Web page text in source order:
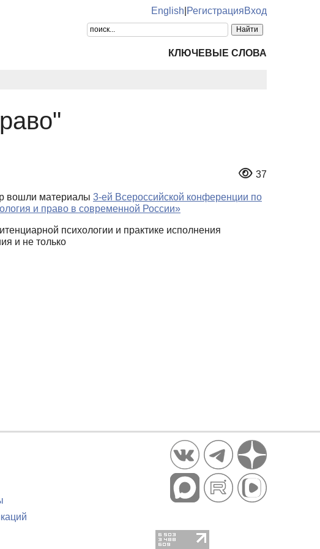
English РегистрацияВход
КЛЮЧЕВЫЕ СЛОВА
37
вошли материалы 3-ей Всероссийской конференции по
и право в современной России»
психологии и практике исполнения
и не только